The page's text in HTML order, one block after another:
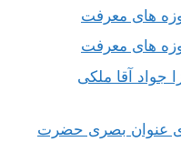
های معرفت
های معرفت
جواد آقا ملکی
عنوان بصری حضرت